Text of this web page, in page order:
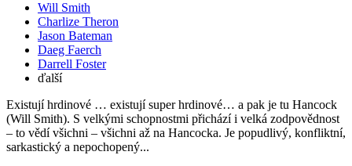
Will Smith
Charlize Theron
Jason Bateman
Daeg Faerch
Darrell Foster
ďalší
Existují hrdinové … existují super hrdinové… a pak je tu Hancock
(Will Smith). S velkými schopnostmi přichází i velká zodpovědnost
– to vědí všichni – všichni až na Hancocka. Je popudlivý, konfliktní,
sarkastický a nepochopený...